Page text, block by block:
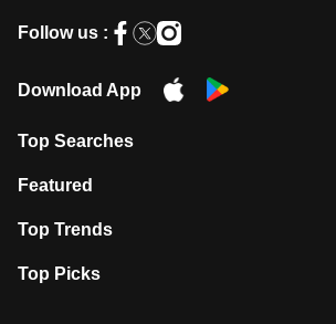
Follow us :
Download App
Top Searches
मुंबई में लगे 'जेन जी' के पोस्टर, लिखा- 'मैं
Featured
10 अगस्त को विधानसभा का घेराव करेंगे
Top Trends
RBI का नया नियम: अब बैंकों को अपनी सभी
Top Picks